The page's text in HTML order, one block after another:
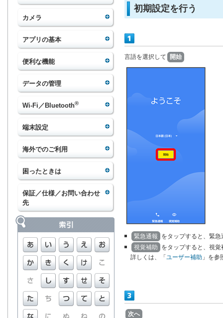
カメラ
アプリの基本
便利な機能
データの管理
Wi-Fi／Bluetooth®
端末設定
海外でのご利用
困ったときは
保証／仕様／お問い合わせ
先
初期設定を行う
言語を選択して 開始
緊急通報
をタップすると、緊
視覚補助
をタップすると、視
詳しくは、「 ユーザー補助 」を参
次へ